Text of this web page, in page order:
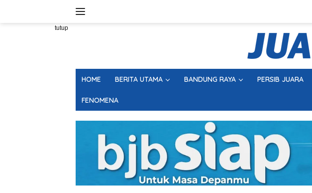
tutup
HOME BERITA UTAMA BANDUNG RAYA PERSIB JUARA
FENOMENA